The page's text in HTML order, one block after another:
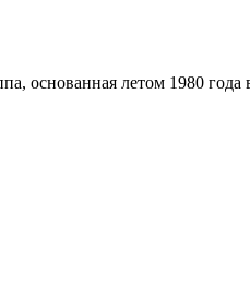
основанная летом 1980